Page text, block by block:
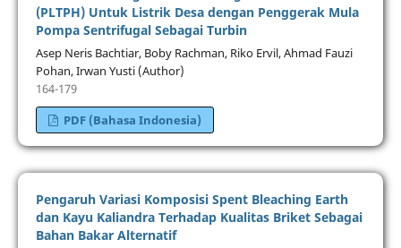
(PLTPH) Untuk Listrik Desa dengan Penggerak Mula
Pompa Sentrifugal Sebagai Turbin
Asep Neris Bachtiar, Boby Rachman, Riko Ervil, Ahmad Fauzi
Pohan, Irwan Yusti (Author)
164-179
PDF (Bahasa Indonesia)
Pengaruh Variasi Komposisi Spent Bleaching Earth
dan Kayu Kaliandra Terhadap Kualitas Briket Sebagai
Bahan Bakar Alternatif